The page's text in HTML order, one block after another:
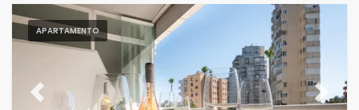
APARTAMENTO
Previous Next